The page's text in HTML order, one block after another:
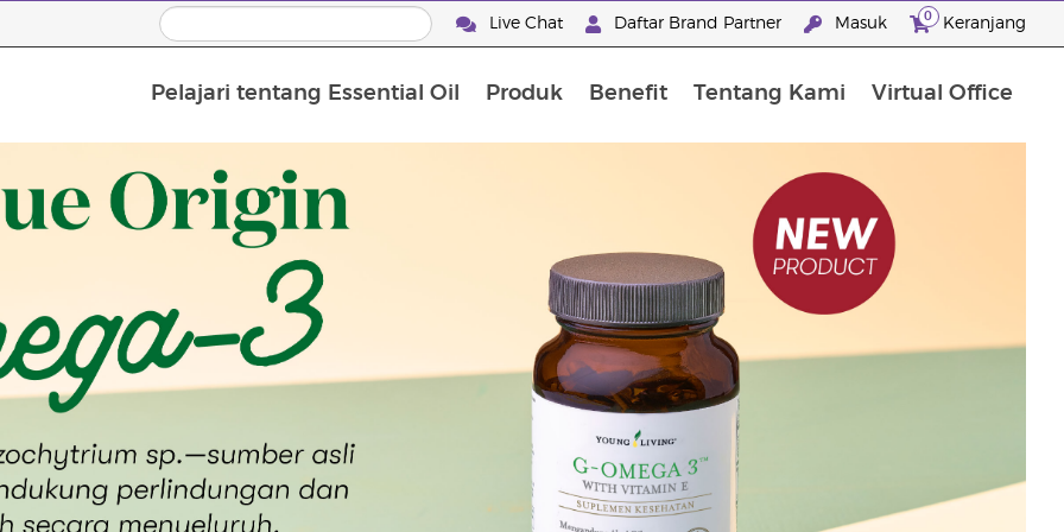
Live Chat Daftar Brand Partner Masuk 0 Keranjang
Pelajari tentang Essential Oil Produk Benefit Tentang Kami Virtual Office